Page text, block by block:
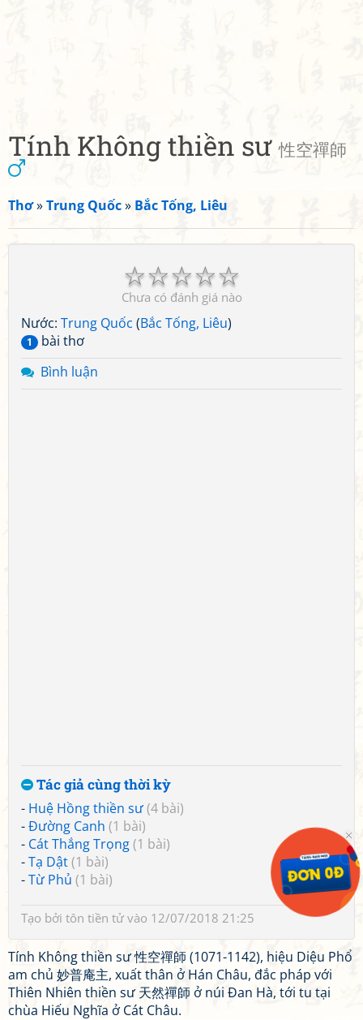
Tính Không thiền sư性空禪師
Thơ»Trung Quốc» Bắc Tống, Liêu
☆
☆
☆
☆
☆
Chưa có đánh giá nào
Nước: Trung Quốc (Bắc Tống, Liêu)
1
bài thơ
Bình luận
Tác giả cùng thời kỳ
- Huệ Hồng thiền sư(4 bài)
-Đường Canh (1 bài)
- Cát Thắng Trọng(1 bài)
-Tạ Dật(1 bài)
-Từ Phủ (1 bài)
Tạo bởi tôn tiền tửvào 12/07/2018 21:25
Tính Không thiền sư 性空禪師 (1071-1142), hiệu Diệu Phổ
am chủ 妙普庵主, xuất thân ở Hán Châu, đắc pháp với
Thiên Nhiên thiền sư 天然禪師 ở núi Đan Hà, tới tu tại
chùa Hiếu Nghĩa ở Cát Châu.